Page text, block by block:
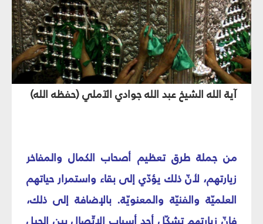
آية الله الشيخ عبد الله جوادي الآملي (حفظه الله)
من جملة طرق تعظيم أصحاب الكمال والمفاخر
زيارتهم، لأنّ ذلك يؤدّي إلى بقاء واستمرار حياتهم
العلميّة والفنيّة والمعنويّة. بالإضافة إلى ذلك،